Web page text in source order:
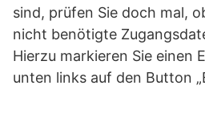
sind, prüfen Sie doch mal,
nicht benötigte
Hierzu markieren Sie einen
unten links auf den Button